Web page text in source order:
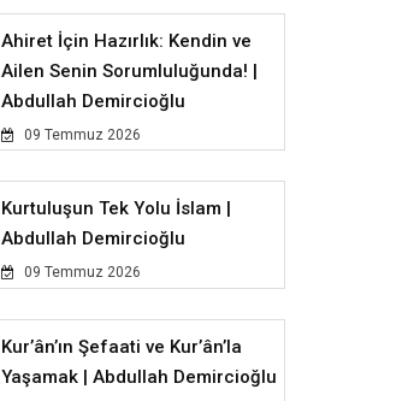
Ahiret İçin Hazırlık: Kendin ve
Ailen Senin Sorumluluğunda! |
Abdullah Demircioğlu
09 Temmuz 2026
Kurtuluşun Tek Yolu İslam |
Abdullah Demircioğlu
09 Temmuz 2026
Kur’ân’ın Şefaati ve Kur’ân’la
Yaşamak | Abdullah Demircioğlu